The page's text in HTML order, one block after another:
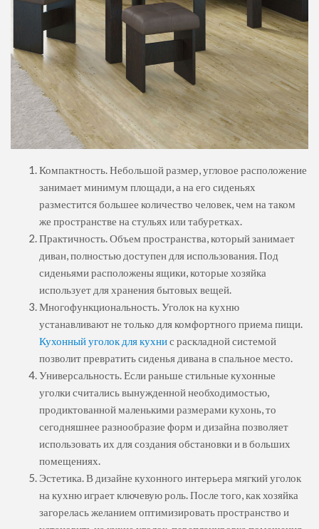
Компактность. Небольшой размер, угловое расположение
занимает минимум площади, а на его сиденьях
разместится большее количество человек, чем на таком
же пространстве на стульях или табуретках.
Практичность. Объем пространства, который занимает
диван, полностью доступен для использования. Под
сиденьями расположены ящики, которые хозяйка
использует для хранения бытовых вещей.
Многофункциональность. Уголок на кухню
устанавливают не только для комфортного приема пищи.
Кухонный уголок для кухнис раскладной системой
позволит превратить сиденья дивана в спальное место.
Универсальность. Если раньше стильные кухонные
уголки считались вынужденной необходимостью,
продиктованной маленькими размерами кухонь, то
сегодняшнее разнообразие форм и дизайна позволяет
использовать их для создания обстановки и в больших
помещениях.
Эстетика. В дизайне кухонного интерьера мягкий уголок
на кухню играет ключевую роль. После того, как хозяйка
загорелась желанием оптимизировать пространство и